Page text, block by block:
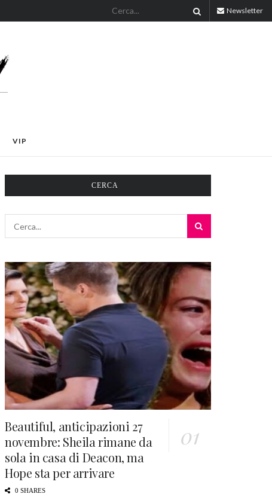
Newsletter
VIP
CERCA
Beautiful, anticipazioni 27
novembre: Sheila rimane da
sola in casa di Deacon, ma
Hope sta per arrivare
0 SHARES